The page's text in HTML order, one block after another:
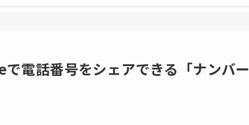
電話番号をシェアできる「ナンバー